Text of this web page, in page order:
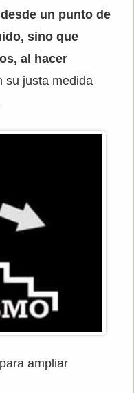
un punto de
sino que
al hacer
su justa medida
ampliar